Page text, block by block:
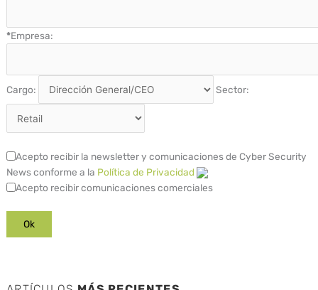
*Empresa:
Cargo: Sector:
Acepto recibir la newsletter y comunicaciones de Cyber Security
News conforme a la Política de Privacidad
Acepto recibir comunicaciones comerciales